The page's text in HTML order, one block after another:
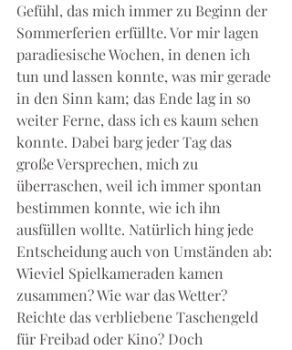
Gefühl, das mich immer zu Beginn der
Sommerferien erfüllte. Vor mir lagen
paradiesische Wochen, in denen ich
tun und lassen konnte, was mir gerade
in den Sinn kam; das Ende lag in so
weiter Ferne, dass ich es kaum sehen
konnte. Dabei barg jeder Tag das
große Versprechen, mich zu
überraschen, weil ich immer spontan
bestimmen konnte, wie ich ihn
ausfüllen wollte. Natürlich hing jede
Entscheidung auch von Umständen ab:
Wieviel Spielkameraden kamen
zusammen? Wie war das Wetter?
Reichte das verbliebene Taschengeld
für Freibad oder Kino? Doch